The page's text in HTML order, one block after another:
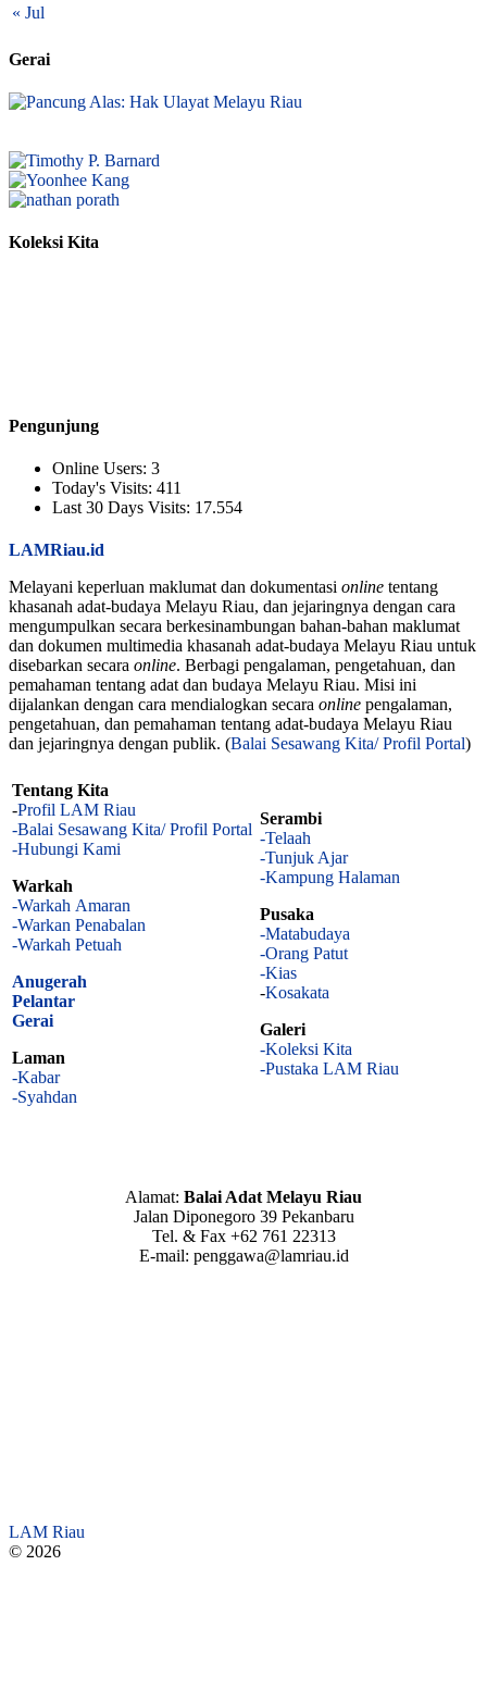
« Jul
Gerai
Koleksi Kita
Pengunjung
Online Users: 3
Today's Visits: 411
Last 30 Days Visits: 17.554
LAMRiau.id
Melayani keperluan maklumat dan dokumentasi online tentang
khasanah adat-budaya Melayu Riau, dan jejaringnya dengan cara
mengumpulkan secara berkesinambungan bahan-bahan maklumat
dan dokumen multimedia khasanah adat-budaya Melayu Riau untuk
disebarkan secara online. Berbagi pengalaman, pengetahuan, dan
pemahaman tentang adat dan budaya Melayu Riau. Misi ini
dijalankan dengan cara mendialogkan secara online pengalaman,
pengetahuan, dan pemahaman tentang adat-budaya Melayu Riau
dan jejaringnya dengan publik. (Balai Sesawang Kita/ Profil Portal)
Tentang Kita
-Profil LAM Riau
-Balai Sesawang Kita/ Profil Portal
-Hubungi Kami
Warkah
-Warkah Amaran
-Warkan Penabalan
-Warkah Petuah
Anugerah
Pelantar
Gerai
Laman
-Kabar
-Syahdan
Serambi
-Telaah
-Tunjuk Ajar
-Kampung Halaman
Pusaka
-Matabudaya
-Orang Patut
-Kias
-Kosakata
Galeri
-Koleksi Kita
-Pustaka LAM Riau
Alamat: Balai Adat Melayu Riau
Jalan Diponegoro 39 Pekanbaru
Tel. & Fax +62 761 22313
E-mail: penggawa@lamriau.id
LAM Riau
© 2026